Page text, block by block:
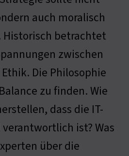
auch moralisch
betrachtet
zwischen
Die Philosophie
zu finden. Wie
dass die IT-
ist? Was
über die